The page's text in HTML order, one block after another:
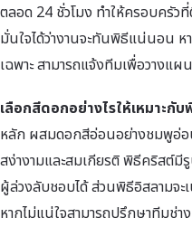
ตลอด 24 ชั่วโมง ทำให้ครอบครัว
มั่นใจได้ว่างานจะทันพิธีแน่นอน ห
เฉพาะ สามารถแจ้งทีมเพื่อวางแ
เลือกสีดอกอย่างไรให้เหมาะกับ
หลัก ผสมดอกสีอ่อนอย่างชมพูอ่อ
สง่างามและสมเกียรติ พิธีคริสต์มี
ผู้ล่วงลับชอบได้ ส่วนพิธีอิสลามจะ
หากไม่แน่ใจสามารถปรึกษาทีมช่